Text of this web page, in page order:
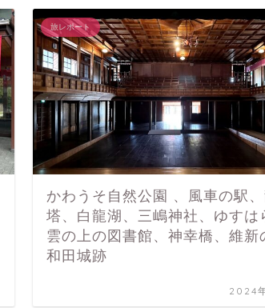
旅レポート
かわうそ自然公園 、風車の駅
塔、白龍湖、三嶋神社、ゆすは
雲の上の図書館、神幸橋、維新
和田城跡
2024